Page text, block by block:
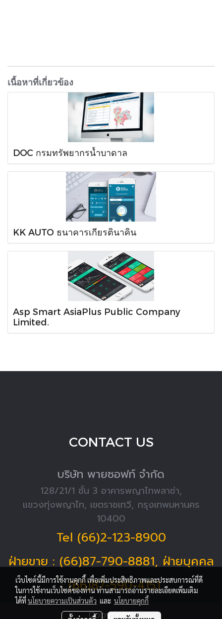
เนื้อหาที่เกี่ยวข้อง
DOC กรมทรัพยากรน้ำบาดาล
KK AUTO ธนาคารเกียรตินาคิน
Asp Smart AsiaPlus Public Company
Limited.
CONTACT US
บริษัท พายซอฟท์ จำกัด
128/21/1 ชั้น 3 อาคารพญาไทพลาซ่า,
แขวงทุ่งพญาไท, เขตราชเทวี, กรุงเทพมหานคร
10400
Tel (66)2-123-8900
ฝ่ายขาย : (66)87-790-8881, ฝ่ายบุคคล
: (66)87-590-4151
Copyright
เว็บไซต์นี้มีการใช้งานคุกกี้ เพื่อเพิ่มประสิทธิภาพและประสบการณ์ที่ดี
ในการใช้งานเว็บไซต์ของท่าน ท่านสามารถอ่านรายละเอียดเพิ่มเติม
ได้ที่นโยบายความเป็นส่วนตัว และ นโยบายคุกกี้